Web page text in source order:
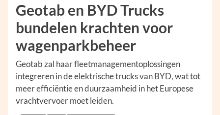
Geotab en BYD Trucks
bundelen krachten voor
wagenparkbeheer
Geotab zal haar fleetmanagementoplossingen
integreren in de elektrische trucks van BYD, wat tot
meer efficiëntie en duurzaamheid in het Europese
vrachtvervoer moet leiden.